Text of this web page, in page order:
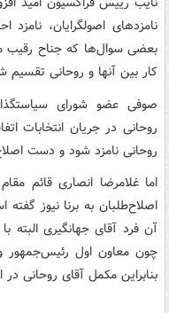
نامزدهای اصولگرایان،
بعضی سوال‌ها که جناح رقیب
کار بین آنها و روحانی تقسیم
صوفی عضو شورای
روحانی در جریان انتخابات
روحانی نامزد شود و دست
اما غلامرضا انصاری قائم
اصلاح‌طلبان به برنا نیوز
آن فرد آقای جهانگیری البته
چون معاون اول رئیس‌جمهور
بنابراین مکمل آقای روحانی